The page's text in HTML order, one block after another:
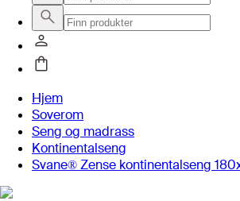
Hjem
Soverom
Seng og madrass
Kontinentalseng
Svane® Zense kontinentalseng